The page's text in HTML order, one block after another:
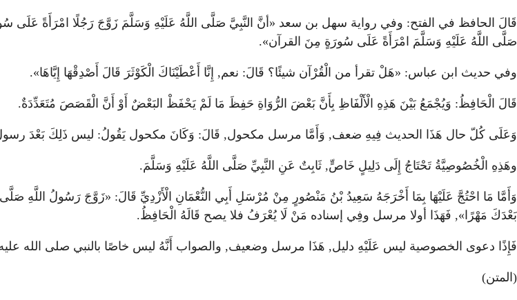
قَالَ الحافظ في الفتح: وفي رواية سهل بن سعد «أنَّ النَّبِيَّ صَلَّى اللَّهُ عَلَيْهِ وَسَلَّمَ زَوَّجَ رَجُلًا امْرَأَةً عَلَى
صَلَّى اللَّهُ عَلَيْهِ وَسَلَّمَ امْرَأَةً عَلَى سُورَةٍ مِنَ القرآن».
وفي حديث ابن عباس: «هَلْ تقرأ من الْقُرْآن شيئًا؟ قَالَ: نعم, إِنَّا أَعْطَيْنَاكَ الْكَوْثَرَ قَالَ أَصْدِقْهَا إِيَّاهَا».
قَالَ الْحَافِظُ: وَيُجْمَعُ بَيْنَ هَذِهِ الْأَلْفَاظِ بِأَنَّ بَعْضَ الرُّوَاةِ حَفِظَ مَا لَمْ يَحْفَظْ البَعْضٌ أَوْ أَنَّ الْقَصَصَ مُتَعَدِّدَةٌ.
وَعَلَى كُلّ حال هَذَا الحديث فِيهِ ضعف, وَأَمَّا مرسل مكحول, قَالَ: وَكَانَ مكحول يَقُولُ: ليس ذَلِكَ بَعْدَ
وهَذِهِ الْخُصُوصِيَّةُ تَحْتَاجُ إِلَى دَلِيلٍ خَاصٍّ, ثَابِتٌ عَنِ النَّبِيِّ صَلَّى اللَّهُ عَلَيْهِ وَسَلَّمَ.
وَأَمَّا مَا احْتُجَّ عَلَيْهَا بِمَا أَخْرَجَهُ سَعِيدُ بْنُ مَنْصُورٍ مِنْ مُرْسَلِ أَبِي النُّعْمَانِ الْأَزْدِيِّ قَالَ: «زَوَّجَ رَسُولُ اللَّهِ
بَعْدَكَ مَهْرًا», فَهَذَا أولا مرسل وفِي إسناده مَنْ لَا يُعْرَفُ فلا يصح قَالَهُ الْحَافِظُ.
فَإِذًا دعوى الخصوصية ليس عَلَيْهِ دليل, هَذَا مرسل وضعيف, والصواب أَنَّهُ ليس خاصًا بالنبي صلى الله عليه
(المتن)